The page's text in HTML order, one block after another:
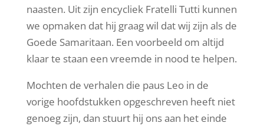
naasten. Uit zijn encycliek Fratelli Tutti kunnen
we opmaken dat hij graag wil dat wij zijn als de
Goede Samaritaan. Een voorbeeld om altijd
klaar te staan een vreemde in nood te helpen.
Mochten de verhalen die paus Leo in de
vorige hoofdstukken opgeschreven heeft niet
genoeg zijn, dan stuurt hij ons aan het einde